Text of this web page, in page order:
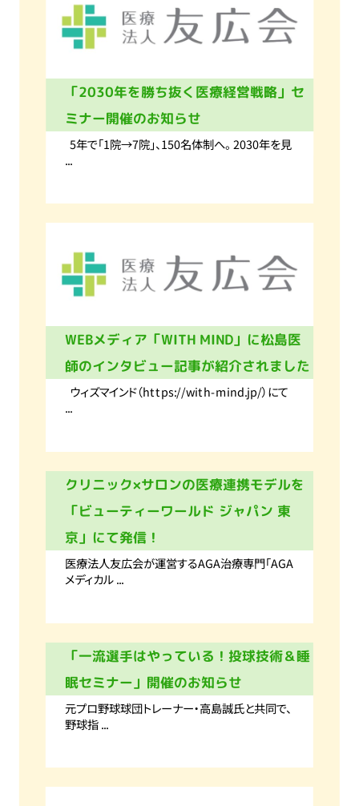
「2030年を勝ち抜く医療経営戦略」セ
ミナー開催のお知らせ
5年で「1院→7院」、150名体制へ。 2030年を見
...
WEBメディア「WITH MIND」に松島医
師のインタビュー記事が紹介されました
ウィズマインド（https://with-mind.jp/）にて
...
クリニック×サロンの医療連携モデルを
「ビューティーワールド ジャパン 東
京」にて発信！
医療法人友広会が運営するAGA治療専門「AGA
メディカル ...
「一流選手はやっている！投球技術＆睡
眠セミナー」開催のお知らせ
元プロ野球球団トレーナー・高島誠氏と共同で、
野球指 ...